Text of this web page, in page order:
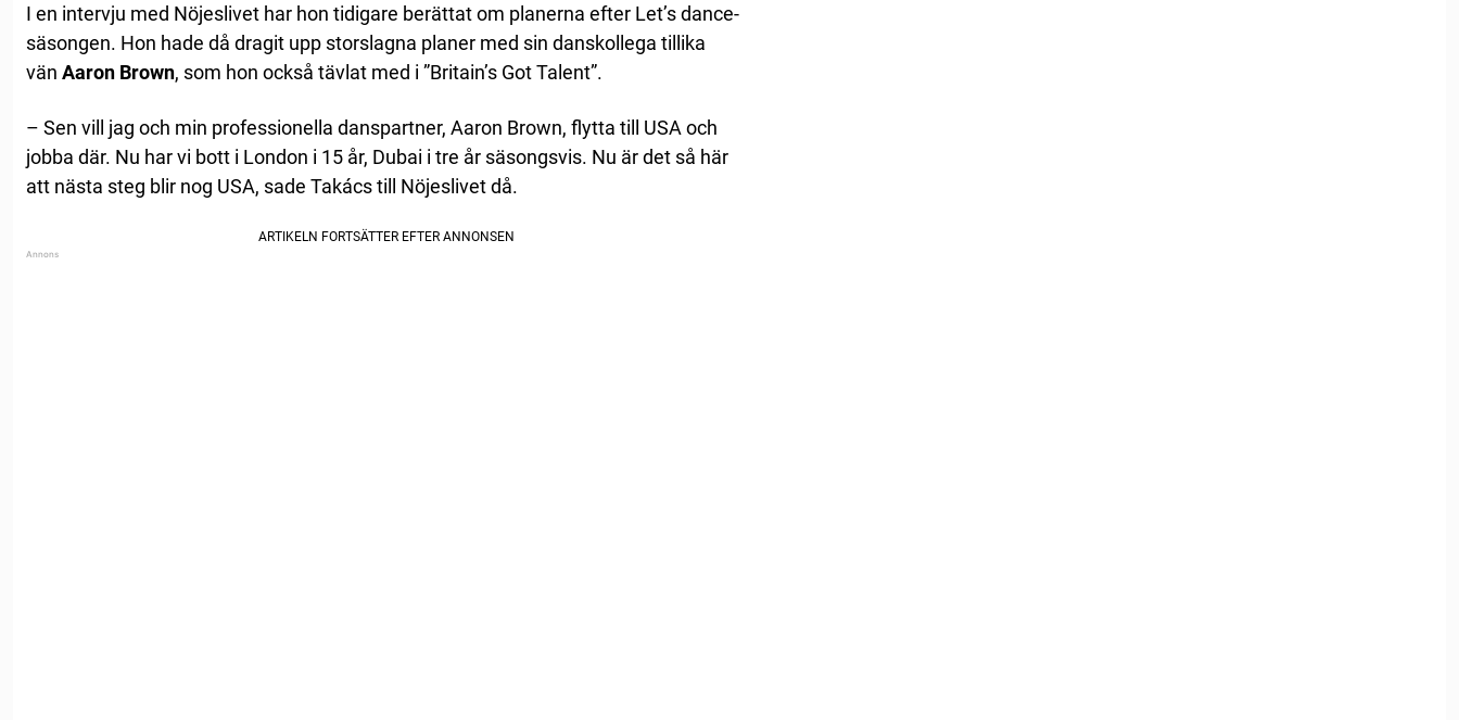
I en intervju med Nöjeslivet har hon tidigare berättat om planerna efter Let’s dance-
säsongen. Hon hade då dragit upp storslagna planer med sin danskollega tillika
vän Aaron Brown, som hon också tävlat med i ”Britain’s Got Talent”.
– Sen vill jag och min professionella danspartner, Aaron Brown, flytta till USA och
jobba där. Nu har vi bott i London i 15 år, Dubai i tre år säsongsvis. Nu är det så här
att nästa steg blir nog USA, sade Takács till Nöjeslivet då.